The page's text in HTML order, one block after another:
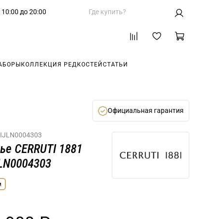
до 20:00 Где купить?
КОЛЛЕКЦИЯ РЕДКОСТЕЙ СТАТЬИ
Официальная гарантия
CERRUTI 1881